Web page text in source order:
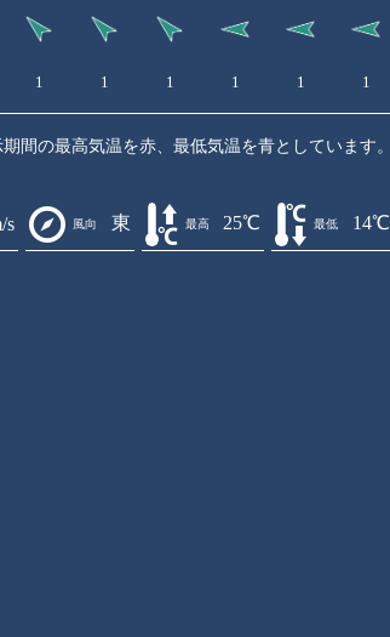
1 1 1 1 1 1
間の最高気温を赤、最低気温を青としています。
s 風向 東 最高 25℃ 最低 14℃